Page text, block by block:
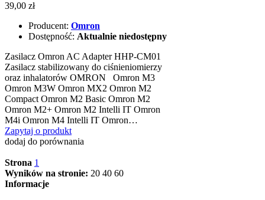
39,00 zł
Producent: Omron
Dostępność: Aktualnie niedostępny
Zasilacz Omron AC Adapter HHP-CM01
Zasilacz stabilizowany do ciśnieniomierzy
oraz inhalatorów OMRON Omron M3
Omron M3W Omron MX2 Omron M2
Compact Omron M2 Basic Omron M2
Omron M2+ Omron M2 Intelli IT Omron
M4i Omron M4 Intelli IT Omron…
Zapytaj o produkt
dodaj do porównania
Strona 1
Wyników na stronie: 20 40 60
Informacje